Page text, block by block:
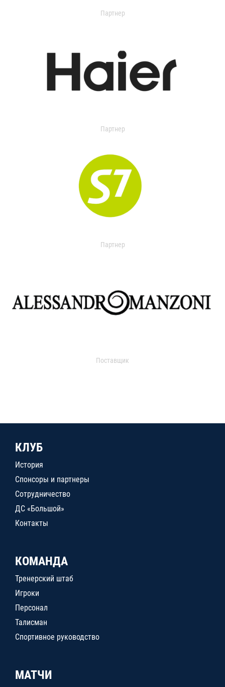
Партнер
Партнер
Партнер
Поставщик
КЛУБ
История
Спонсоры и партнеры
Сотрудничество
ДС «Большой»
Контакты
КОМАНДА
Тренерский штаб
Игроки
Персонал
Талисман
Спортивное руководство
МАТЧИ